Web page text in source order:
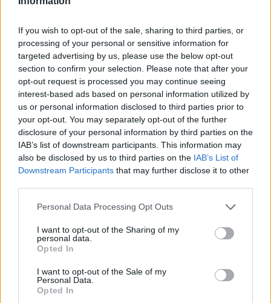
If you wish to opt-out of the sale, sharing to third parties, or
processing of your personal or sensitive information for
targeted advertising by us, please use the below opt-out
section to confirm your selection. Please note that after your
opt-out request is processed you may continue seeing
interest-based ads based on personal information utilized by
us or personal information disclosed to third parties prior to
your opt-out. You may separately opt-out of the further
disclosure of your personal information by third parties on the
IAB’s list of downstream participants. This information may
also be disclosed by us to third parties on the IAB’s List of
Downstream Participants that may further disclose it to other
Personal Data Processing Opt Outs
I want to opt-out of the Sharing of my
personal data.
Opted In
I want to opt-out of the Sale of my
Personal Data.
Opted In
LEGFRISSEBB VIDEÓNK